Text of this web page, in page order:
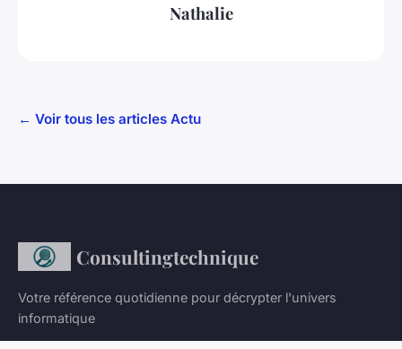
Nathalie
← Voir tous les articles Actu
Consultingtechnique
Votre référence quotidienne pour décrypter l'univers
informatique